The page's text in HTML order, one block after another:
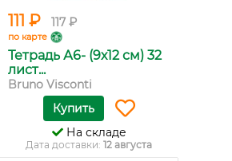
111 ₽ 117 ₽
по карте
Тетрадь А6- (9х12 см) 32
лист...
Bruno Visconti
Купить
На складе
Дата доставки: 12 августа